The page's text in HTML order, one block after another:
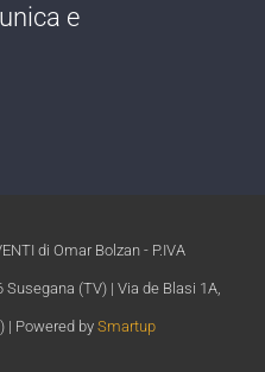
unica e
di Omar Bolzan - P.IVA
(TV) | Via de Blasi 1A,
| Powered by Smartup